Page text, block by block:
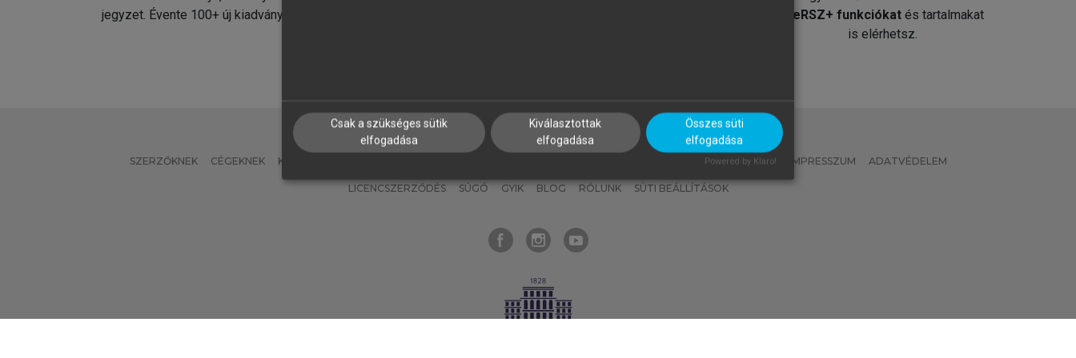
jegyzet. Évente 100+ új kiadvány.
MeRSZ+ funkciókat és tartalmakat
is elérhetsz.
SZERZŐKNEK CÉGEKNEK KÖNYVTÁROSOKNAK MI – ÁLTALÁNOS IRÁNYELVEK IMPRESSZUM ADATVÉDELEM
LICENCSZERZŐDÉS SÚGÓ GYIK BLOG RÓLUNK SÜTI BEÁLLÍTÁSOK
Csak a szükséges sütik
elfogadása
Kiválasztottak
elfogadása
Összes süti
elfogadása
Powered by Klaro!